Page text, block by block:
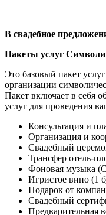
В свадебное
Пакеты услуг
Это базовый пакет
организации
Пакет включает в себя
услуг для проведения
Консультация и
Организация и
Свадебный
Трансфер отель-
Фоновая музыка
Игристое вино (1
Подарок от
Свадебный
Предварительная